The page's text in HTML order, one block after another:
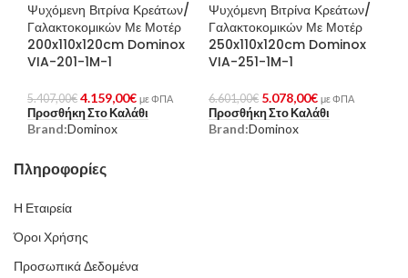
Ψυχόμενη Βιτρίνα Κρεάτων/
Γαλακτοκομικών Με Μοτέρ
200x110x120cm Dominox
VIA-201-1M-1
5.407,00€ 4.159,00€ με ΦΠΑ
Προσθήκη Στο Καλάθι
Brand:Dominox
Ψυχόμενη Βιτρίνα Κρεάτων/
Γαλακτοκομικών Με Μοτέρ
250x110x120cm Dominox
VIA-251-1M-1
6.601,00€ 5.078,00€ με ΦΠΑ
Προσθήκη Στο Καλάθι
Brand:Dominox
Πληροφορίες
Η Εταιρεία
Όροι Χρήσης
Προσωπικά Δεδομένα